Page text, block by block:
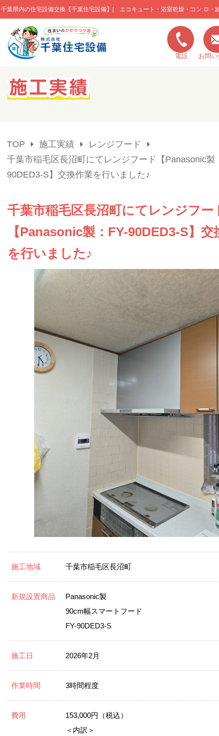
千葉県内の住宅設備交換【千葉住宅設備】| エコキュート・浴室乾燥・コン ロ・
このページの本文へ移動
電話 お問
キャンペーン一覧
会社概要
TOP 施工実績
レンジフード
千葉市稲毛区長沼町にてレンジフード【Panasonic製
90DED3-S】交換作業を行いました♪
千葉市稲毛区長沼町にてレンジフー
【Panasonic製：FY-90DED3-S】交
を行いました♪
施工地域 千葉市稲毛区長沼町
新規設置商品
Panasonic製
90cm幅スマートフード
FY-90DED3-S
施工日 2026年2月
作業時間 3時間程度
費用
153,000円（税込）
＜内訳＞